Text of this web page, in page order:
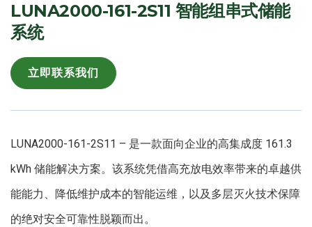
LUNA2000-161-2S11 智能组串式储能
系统
立即联系我们
LUNA2000-161-2S11 – 是一款面向企业的高集成度 161.3
kWh 储能解决方案。该系统凭借高充放电效率带来的卓越供
能能力、降低维护成本的智能运维，以及多层灭火技术保障
的绝对安全可靠性脱颖而出。